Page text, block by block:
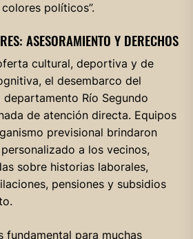
políticos”.
ASESORAMIENTO Y DERECHOS
cultural, deportiva y de
el desembarco del
departamento Río Segundo
de atención directa. Equipos
previsional brindaron
a los vecinos,
sobre historias laborales,
pensiones y subsidios
fundamental para muchas